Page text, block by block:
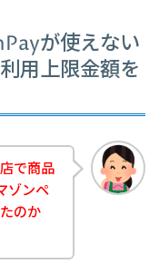
が使えない
用上限金額を
で商品
ゾンペ
のか